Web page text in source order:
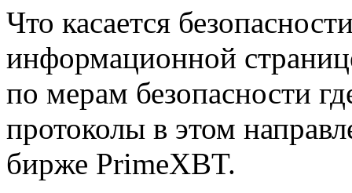
Что касается
информационной
по мерам безопасности
протоколы в этом
бирже PrimeXBT.